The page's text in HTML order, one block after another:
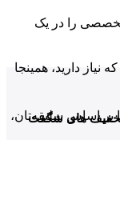
را در یک
نیاز دارید، همینجا
بر اساس سلیقه‌تان،
های شگفت